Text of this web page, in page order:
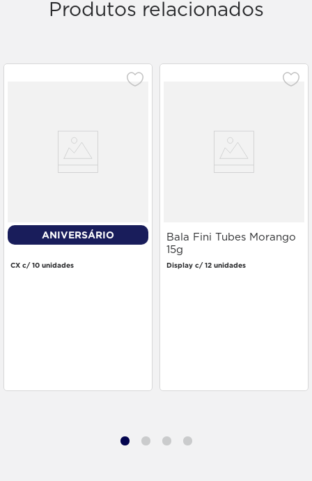
Produtos relacionados
ANIVERSÁRIO
Nutella 140g
CX c/ 10 unidades
Bala Fini Tubes Morango
15g
Display c/ 12 unidades